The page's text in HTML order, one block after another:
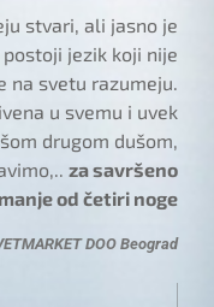
stvari, ali jasno je
jezik koji nije
na svetu razumeju.
u svemu i uvek
drugom dušom,
za savršeno
od četiri noge
DOO Beograd